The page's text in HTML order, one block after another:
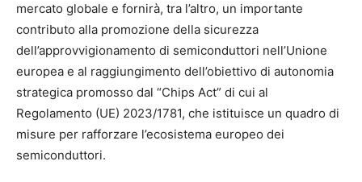
mercato globale e fornirà, tra l’altro, un importante
contributo alla promozione della sicurezza
dell’approvvigionamento di semiconduttori nell’Unione
europea e al raggiungimento dell’obiettivo di autonomia
strategica promosso dal “Chips Act” di cui al
Regolamento (UE) 2023/1781, che istituisce un quadro di
misure per rafforzare l’ecosistema europeo dei
semiconduttori.